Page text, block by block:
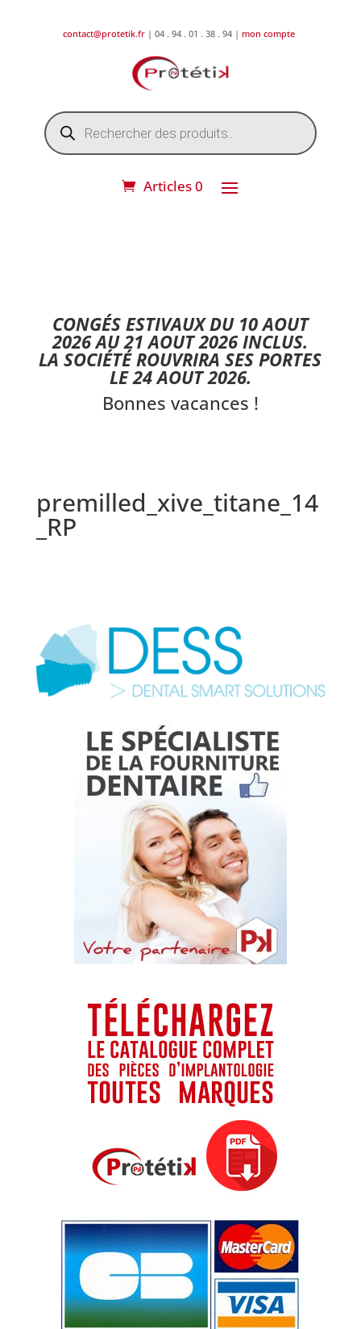
contact@protetik.fr | 04 . 94 . 01 . 38 . 94 | mon compte
Recherche
de
produits
Articles 0
CONGÉS ESTIVAUX DU 10 AOUT
2026 AU 21 AOUT 2026 INCLUS.
LA SOCIÉTÉ ROUVRIRA SES PORTES
LE 24 AOUT 2026.
Bonnes vacances !
premilled_xive_titane_14
_RP